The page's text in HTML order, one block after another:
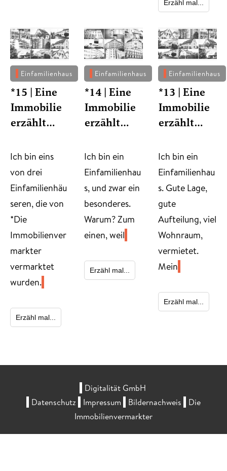
Erzähl mal...
Einfamilienhaus
*15 | Eine
Immobilie
erzählt…
​Ich bin eins
von drei
Einfamilienhäu
seren, die von
*Die
Immobilienver
markter
vermarktet
wurden.
Erzähl mal...
Einfamilienhaus
*14 | Eine
Immobilie
erzählt…
​Ich bin ein
Einfamilienhau
s, und zwar ein
besonderes.
Warum? Zum
einen, weil
Erzähl mal...
Einfamilienhaus
*13 | Eine
Immobilie
erzählt…
Ich bin ein
Einfamilienhau
s. Gute Lage,
gute
Aufteilung, viel
Wohnraum,
vermietet.
Mein
Erzähl mal...
Digitalität GmbH
Datenschutz
Impressum Bildernachweis
Die
Immobilienvermarkter